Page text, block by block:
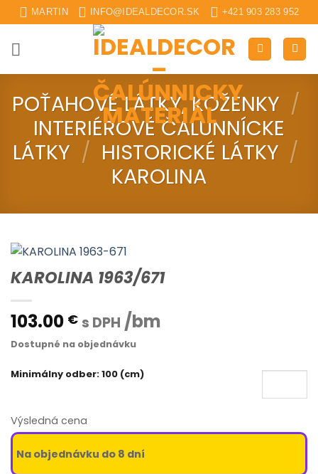
Skip
to
content
MARTIN INFO@IDEALDECOR.SK +421 903 283 952
POŤAHOVÉ LÁTKY, KOŽENKY /
INTERIÉROVÉ ČALUNNÍCKE
LÁTKY / HISTORICKÉ LÁTKY /
KAROLINA
KAROLINA 1963/671
103.00 € s DPH /bm
Dostupné na objednávku
Minimálny odber: 100 (cm)
Výsledná cena
Na objednávku do 8 dní